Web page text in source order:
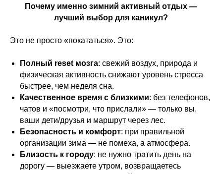
Почему именно зимний активный отдых —
лучший выбор для каникул?
Это не просто «покататься». Это:
Полный reset мозга: свежий воздух, природа и
физическая активность снижают уровень стресса
быстрее, чем неделя сна.
Качественное время с близкими: без телефонов,
чатов и «посмотри, что прислали» — только вы,
ваши дети/друзья и маршрут через лес.
Безопасность и комфорт: при правильной
организации зима — не помеха, а атмосфера.
Близость к городу: не нужно тратить день на
дорогу — выезжаете утром, возвращаетесь